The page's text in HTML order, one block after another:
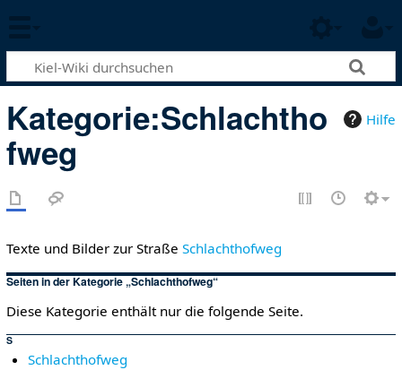
Hilfe
Kategorie:Schlachtho
fweg
Texte und Bilder zur Straße Schlachthofweg
Seiten in der Kategorie „Schlachthofweg“
Diese Kategorie enthält nur die folgende Seite.
S
Schlachthofweg